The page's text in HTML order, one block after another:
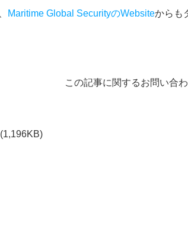
Maritime Global SecurityのWebsiteからも
この記事に関するお問い合
(1,196KB)